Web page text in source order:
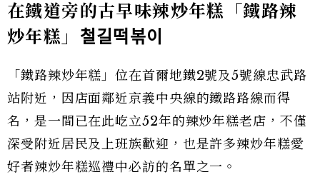
在鐵道旁的古早味辣炒年糕「鐵路辣
炒年糕」 철길떡볶이
「鐵路辣炒年糕」位在首爾地鐵2號及5號線忠武路
站附近，因店面鄰近京義中央線的鐵路路線而得
名，是一間已在此屹立52年的辣炒年糕老店，不僅
深受附近居民及上班族歡迎，也是許多辣炒年糕愛
好者辣炒年糕巡禮中必訪的名單之一。